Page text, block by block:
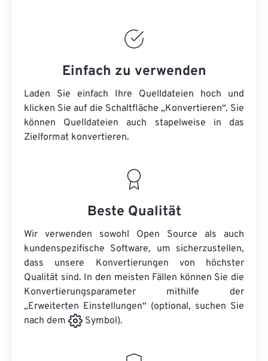
Einfach zu verwenden
Laden Sie einfach Ihre Quelldateien hoch und
klicken Sie auf die Schaltfläche „Konvertieren“. Sie
können Quelldateien auch stapelweise in das
Zielformat konvertieren.
Beste Qualität
Wir verwenden sowohl Open Source als auch
kundenspezifische Software, um sicherzustellen,
dass unsere Konvertierungen von höchster
Qualität sind. In den meisten Fällen können Sie die
Konvertierungsparameter mithilfe der
„Erweiterten Einstellungen“ (optional, suchen Sie
nach dem
Symbol).